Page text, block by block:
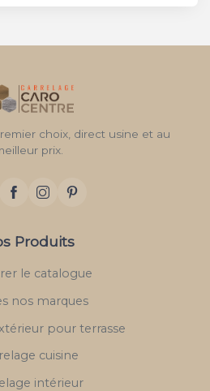
choix, direct usine et au
prix.
Produits
le catalogue
nos marques
pour terrasse
cuisine
intérieur